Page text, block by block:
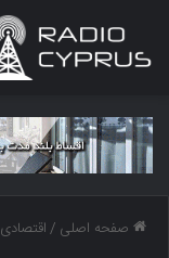
صفحه اصلی /اقتصادی